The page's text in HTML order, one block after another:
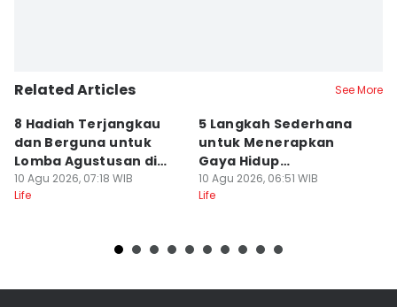
Related Articles See More
8 Hadiah Terjangkau
dan Berguna untuk
Lomba Agustusan di
Kantor
10 Agu 2026, 07:18 WIB
Life
5 Langkah Sederhana
untuk Menerapkan
Gaya Hidup
Berkelanjutan
10 Agu 2026, 06:51 WIB
Life